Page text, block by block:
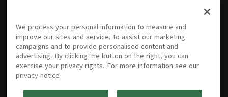
어서와 한
국살이는
처음이지?
: 13회 08/14/2023 • 1시간 22분
어서와 한
국살이는
처음이지?
: 14회
08/21/2023 • 1시간 22분
어서와 한
국살이는
처음이지?
: 15회 08/28/2023 • 1시간 15분
어서와 한
국살이는
처음이지?
: 16회 09/04/2023 • 1시간 15분
어서와 한
국살이는
처음이지?
: 17회 09/11/2023 • 1시간 22분
: 18회
We process your personal information to measure and
improve our sites and service, to assist our marketing
campaigns and to provide personalised content and
advertising. By clicking the button on the right, you can
exercise your privacy rights. For more information see our
privacy notice